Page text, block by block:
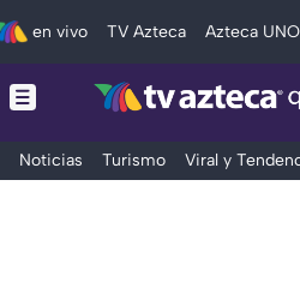
en vivo TV Azteca Azteca UNO
Noticias Turismo Viral y